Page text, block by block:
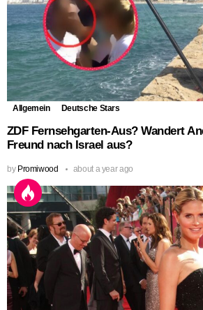
Allgemein Deutsche Stars
ZDF Fernsehgarten-Aus? Wandert
Freund nach Israel aus?
by Promiwood about a year ago